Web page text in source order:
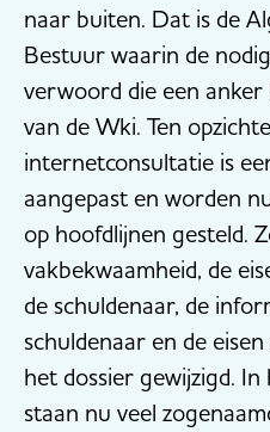
naar buiten. Dat is de
Bestuur waarin de
verwoord die een
van de Wki. Ten
internetconsultatie is
aangepast en worden
op hoofdlijnen gesteld.
vakbekwaamheid, de
de schuldenaar, de
schuldenaar en de
het dossier gewijzigd.
staan nu veel